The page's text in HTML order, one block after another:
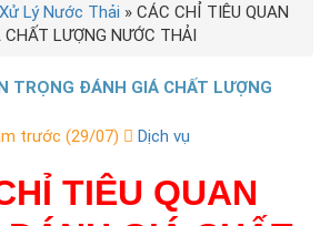
Xử Lý Nước Thải » CÁC CHỈ TIÊU QUAN
LƯỢNG NƯỚC THẢI
TRỌNG ĐÁNH GIÁ CHẤT LƯỢNG
trước (29/07) Dịch vụ
TIÊU QUAN